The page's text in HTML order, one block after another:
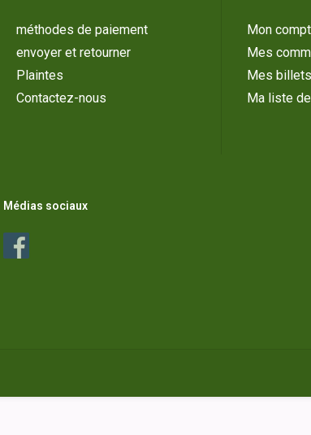
méthodes de paiement
envoyer et retourner
Plaintes
Contactez-nous
Mon
Mes
Mes billets
Ma liste
Médias sociaux